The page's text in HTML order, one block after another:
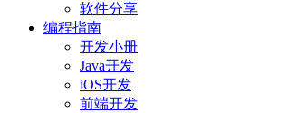
软件分享
编程指南
开发小册
Java开发
iOS开发
前端开发